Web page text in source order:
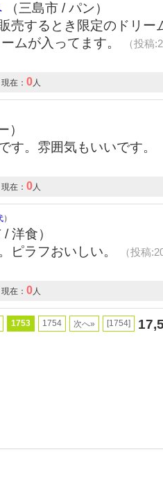
（三島市 / パン）
売するとき限定のドリー
ムが入ってます。
（投稿
現在： 0人
）
す。雰囲気もいいです。
現在： 0人
）
洋食）
ピラフおいしい。
（投稿
現在： 0人
1753 1754 次へ» [1754]